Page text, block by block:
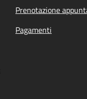
Prenotazione
Pagamenti